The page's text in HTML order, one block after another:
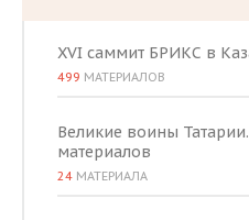
XVI саммит БРИКС в
499 МАТЕРИАЛОВ
Великие воины
материалов
24 МАТЕРИАЛА